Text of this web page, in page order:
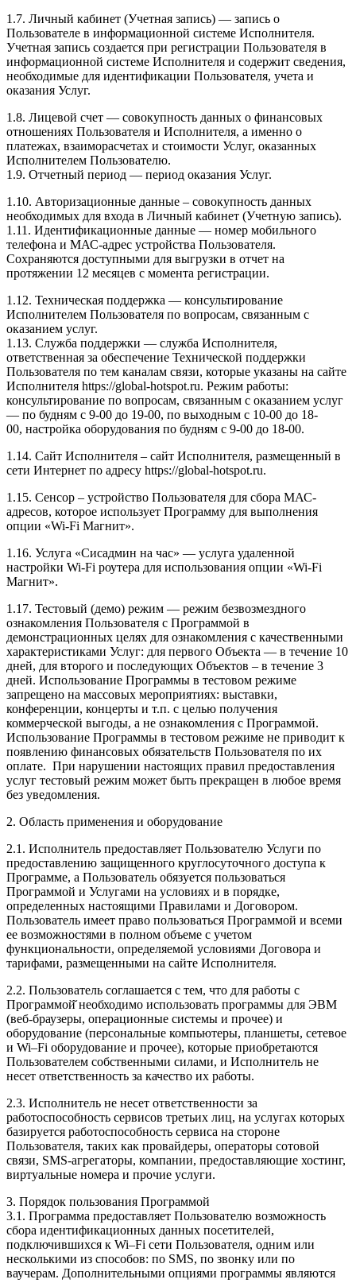
1.7. Личный кабинет (Учетная запись) — запись о
Пользователе в информационной системе Исполнителя.
Учетная запись создается при регистрации Пользователя в
информационной системе Исполнителя и содержит сведения,
необходимые для идентификации Пользователя, учета и
оказания Услуг.
1.8. Лицевой счет — совокупность данных о финансовых
отношениях Пользователя и Исполнителя, а именно о
платежах, взаиморасчетах и стоимости Услуг, оказанных
Исполнителем Пользователю.
1.9. Отчетный период — период оказания Услуг.
1.10. Авторизационные данные – совокупность данных
необходимых для входа в Личный кабинет (Учетную запись).
1.11. Идентификационные данные — номер мобильного
телефона и МАС-адрес устройства Пользователя.
Сохраняются доступными для выгрузки в отчет на
протяжении 12 месяцев с момента регистрации.
1.12. Техническая поддержка — консультирование
Исполнителем Пользователя по вопросам, связанным с
оказанием услуг.
1.13. Служба поддержки — служба Исполнителя,
ответственная за обеспечение Технической поддержки
Пользователя по тем каналам связи, которые указаны на сайте
Исполнителя https://global-hotspot.ru. Режим работы:
консультирование по вопросам, связанным с оказанием услуг
— по будням с 9-00 до 19-00, по выходным с 10-00 до 18-
00, настройка оборудования по будням с 9-00 до 18-00.
1.14. Сайт Исполнителя – сайт Исполнителя, размещенный в
сети Интернет по адресу https://global-hotspot.ru.
1.15. Сенсор – устройство Пользователя для сбора МАС-
адресов, которое использует Программу для выполнения
опции «Wi-Fi Магнит».
1.16. Услуга «Сисадмин на час» — услуга удаленной
настройки Wi-Fi роутера для использования опции «Wi-Fi
Магнит».
1.17. Тестовый (демо) режим — режим безвозмездного
ознакомления Пользователя с Программой в
демонстрационных целях для ознакомления с качественными
характеристиками Услуг: для первого Объекта — в течение 10
дней, для второго и последующих Объектов – в течение 3
дней. Использование Программы в тестовом режиме
запрещено на массовых мероприятиях: выставки,
конференции, концерты и т.п. с целью получения
коммерческой выгоды, а не ознакомления с Программой.
Использование Программы в тестовом режиме не приводит к
появлению финансовых обязательств Пользователя по их
оплате. При нарушении настоящих правил предоставления
услуг тестовый режим может быть прекращен в любое время
без уведомления.
2. Область применения и оборудование
2.1. Исполнитель предоставляет Пользователю Услуги по
предоставлению защищенного круглосуточного доступа к
Программе, а Пользователь обязуется пользоваться
Программой и Услугами на условиях и в порядке,
определенных настоящими Правилами и Договором.
Пользователь имеет право пользоваться Программой и всеми
ее возможностями в полном объеме с учетом
функциональности, определяемой условиями Договора и
тарифами, размещенными на сайте Исполнителя.
2.2. Пользователь соглашается с тем, что для работы с
Программой̆ необходимо использовать программы для ЭВМ
(веб-браузеры, операционные системы и прочее) и
оборудование (персональные компьютеры, планшеты, сетевое
и Wi–Fi оборудование и прочее), которые приобретаются
Пользователем собственными силами, и Исполнитель не
несет ответственность за качество их работы.
2.3. Исполнитель не несет ответственности за
работоспособность сервисов третьих лиц, на услугах которых
базируется работоспособность сервиса на стороне
Пользователя, таких как провайдеры, операторы сотовой
связи, SMS-агрегаторы, компании, предоставляющие хостинг,
виртуальные номера и прочие услуги.
3. Порядок пользования Программой
3.1. Программа предоставляет Пользователю возможность
сбора идентификационных данных посетителей,
подключившихся к Wi–Fi сети Пользователя, одним или
несколькими из способов: по SMS, по звонку или по
ваучерам. Дополнительными опциями программы являются